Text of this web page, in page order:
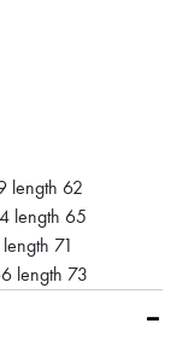
length 62
length 65
71
length 73